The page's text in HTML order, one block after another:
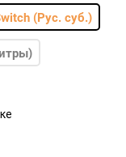
(Рус. суб.)